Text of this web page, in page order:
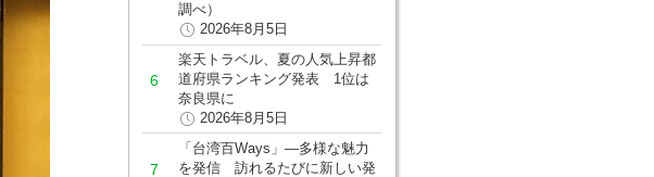
調べ）
2026年8月5日
楽天トラベル、夏の人気上昇都
道府県ランキング発表 1位は
奈良県に
2026年8月5日
「台湾百Ways」―多様な魅力
を発信 訪れるたびに新しい発